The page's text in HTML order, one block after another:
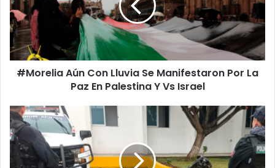
Se
Manifestaron
Por
La
Paz
En
Vs
Israel
#Morelia Aún Con Lluvia Se Manifestaron Por La
Paz En Palestina Y Vs Israel
#Michoacán
Detienen
A
Chavo
Presunto